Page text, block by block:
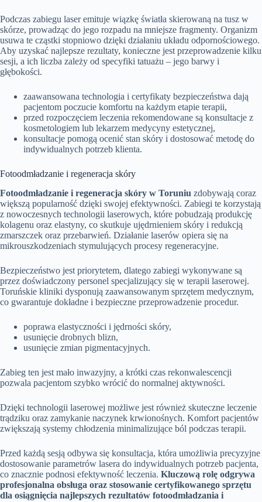
Podczas zabiegu laser emituje wiązkę światła skierowaną na tusz w
skórze, prowadząc do jego rozpadu na mniejsze fragmenty. Organizm
usuwa te cząstki stopniowo dzięki działaniu układu odpornościowego.
Aby uzyskać najlepsze rezultaty, konieczne jest przeprowadzenie kilku
sesji, a ich liczba zależy od specyfiki tatuażu – jego barwy i
głębokości.
zaawansowana technologia i certyfikaty bezpieczeństwa dają
pacjentom poczucie komfortu na każdym etapie terapii,
przed rozpoczęciem leczenia rekomendowane są konsultacje z
kosmetologiem lub lekarzem medycyny estetycznej,
konsultacje pomogą ocenić stan skóry i dostosować metodę do
indywidualnych potrzeb klienta.
Fotoodmładzanie i regeneracja skóry
Fotoodmładzanie i regeneracja skóry w Toruniu zdobywają coraz
większą popularność dzięki swojej efektywności. Zabiegi te korzystają
z nowoczesnych technologii laserowych, które pobudzają produkcję
kolagenu oraz elastyny, co skutkuje ujędrnieniem skóry i redukcją
zmarszczek oraz przebarwień. Działanie laserów opiera się na
mikrouszkodzeniach stymulujących procesy regeneracyjne.
Bezpieczeństwo jest priorytetem, dlatego zabiegi wykonywane są
przez doświadczony personel specjalizujący się w terapii laserowej.
Toruńskie kliniki dysponują zaawansowanym sprzętem medycznym,
co gwarantuje dokładne i bezpieczne przeprowadzenie procedur.
poprawa elastyczności i jędrności skóry,
usunięcie drobnych blizn,
usunięcie zmian pigmentacyjnych.
Zabieg ten jest mało inwazyjny, a krótki czas rekonwalescencji
pozwala pacjentom szybko wrócić do normalnej aktywności.
Dzięki technologii laserowej możliwe jest również skuteczne leczenie
trądziku oraz zamykanie naczynek krwionośnych. Komfort pacjentów
zwiększają systemy chłodzenia minimalizujące ból podczas terapii.
Przed każdą sesją odbywa się konsultacja, która umożliwia precyzyjne
dostosowanie parametrów lasera do indywidualnych potrzeb pacjenta,
co znacznie podnosi efektywność leczenia. Kluczową rolę odgrywa
profesjonalna obsługa oraz stosowanie certyfikowanego sprzętu
dla osiągnięcia najlepszych rezultatów fotoodmładzania i